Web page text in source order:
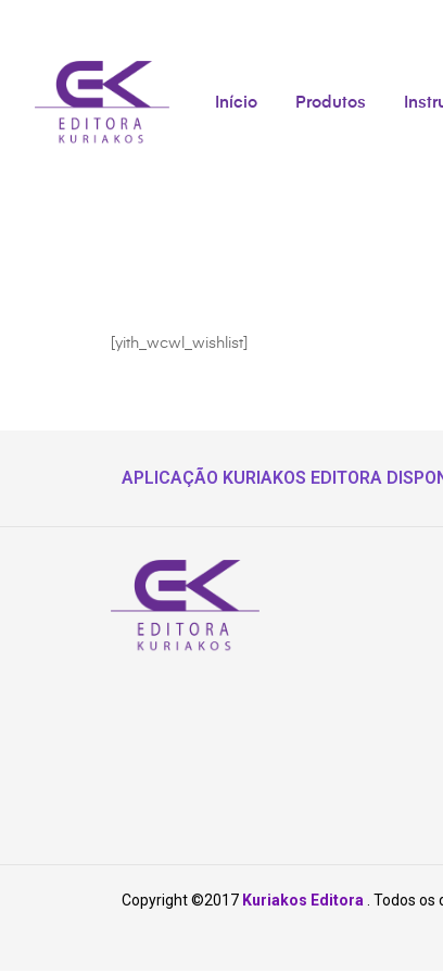
Início Produtos
[yith_wcwl_wishlist]
APLICAÇÃO KURIAKOS EDITORA
Copyright ©2017 Kuriakos Editora . Todos